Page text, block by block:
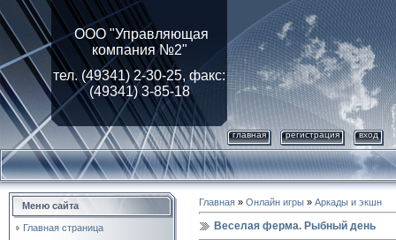
ООО "Управляющая
компания №2"
тел. (49341) 2-30-25, факс:
(49341) 3-85-18
главная регистрация вход
Меню сайта
Главная страница
Главная » Онлайн игры » Аркады и экшн
Веселая ферма. Рыбный день